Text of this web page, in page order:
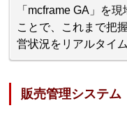
「mcframe GA」を
ことで、これまで把
営状況をリアルタイ
販売管理システム